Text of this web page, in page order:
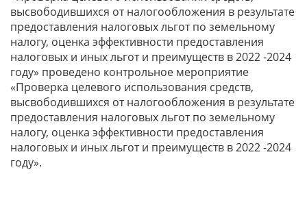
высвободившихся от налогообложения в результате
предоставления налоговых льгот по земельному
налогу, оценка эффективности предоставления
налоговых и иных льгот и преимуществ в 2022 -2024
году» проведено контрольное мероприятие
«Проверка целевого использования средств,
высвободившихся от налогообложения в результате
предоставления налоговых льгот по земельному
налогу, оценка эффективности предоставления
налоговых и иных льгот и преимуществ в 2022 -2024
году».